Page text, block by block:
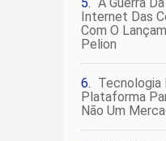
Internet Das
Com O
Pelion
Tecnologia
Plataforma
Não Um